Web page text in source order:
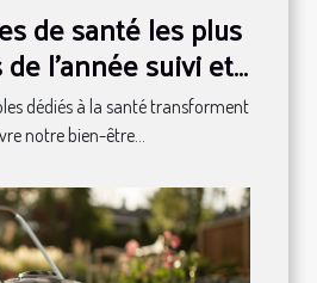
de santé les plus
l'année suivi et
le bien-être
dédiés à la santé transforment
notre bien-être...